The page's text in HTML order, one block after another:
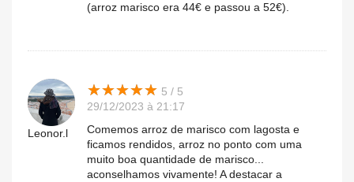
(arroz marisco era 44€ e passou a 52€).
Leonor.l
★★★★★
★★★★★ 5 / 5
29/12/2023 à 21:17
Comemos arroz de marisco com lagosta e
ficamos rendidos, arroz no ponto com uma
muito boa quantidade de marisco...
aconselhamos vivamente! A destacar a